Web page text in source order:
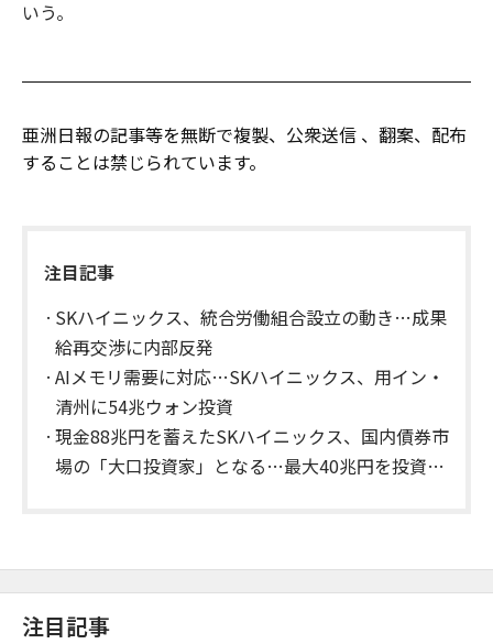
いう。
亜洲日報の記事等を無断で複製、公衆送信 、翻案、配布
することは禁じられています。
注目記事
SKハイニックス、統合労働組合設立の動き…成果
給再交渉に内部反発
AIメモリ需要に対応…SKハイニックス、用イン・
清州に54兆ウォン投資
現金88兆円を蓄えたSKハイニックス、国内債券市
場の「大口投資家」となる…最大40兆円を投資予
注目記事